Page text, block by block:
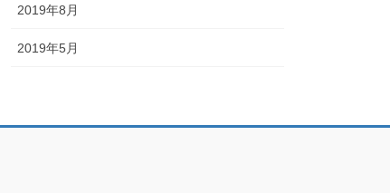
2019年8月
2019年5月